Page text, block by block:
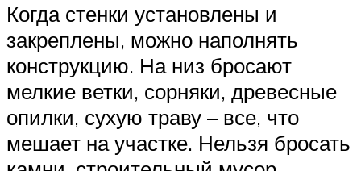
Когда стенки установлены и
закреплены, можно наполнять
конструкцию. На низ бросают
мелкие ветки, сорняки, древесные
опилки, сухую траву – все, что
мешает на участке. Нельзя бросать